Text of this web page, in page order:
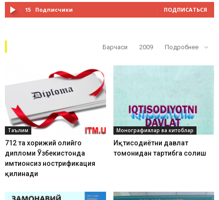
15 Подписчики ПОДПИСАТЬСЯ
Барчаси 2009 Подробнее
Таълим
712 та хорижий олийгоҳ
дипломи Ўзбекистонда
имтиҳонсиз нострификация
қилинади
Монографиялар ва китоблар
Иқтисодиётни давлат
томонидан тартибга солиш